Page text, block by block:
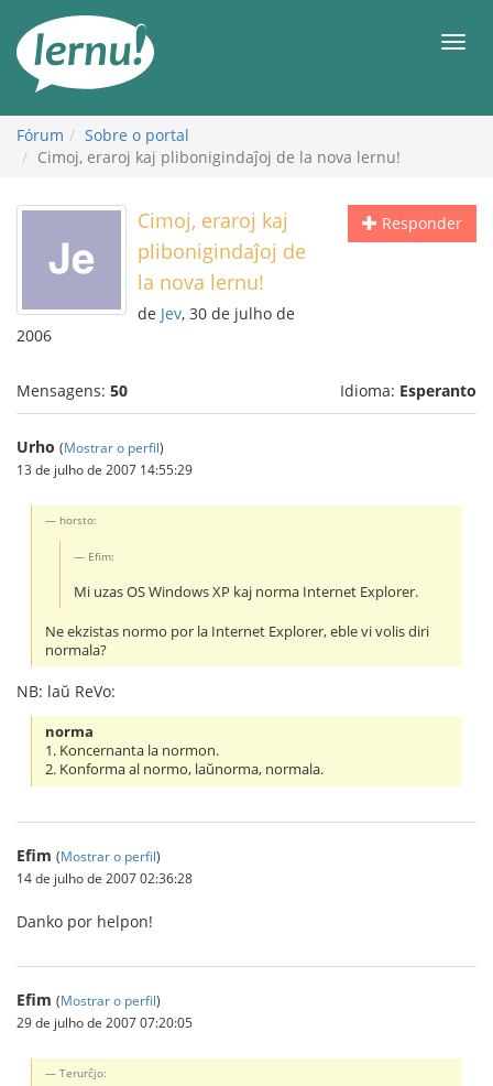
conteúdo
Fórum
Sobre o portal
Cimoj, eraroj kaj plibonigindaĵoj de la nova lernu!
Responder
Cimoj, eraroj kaj
plibonigindaĵoj de
la nova lernu!
de Jev, 30 de julho de
2006
Mensagens: 50 Idioma: Esperanto
Urho (Mostrar o perfil)
13 de julho de 2007 14:55:29
horsto:
Efim:
Mi uzas OS Windows XP kaj norma Internet Explorer.
Ne ekzistas normo por la Internet Explorer, eble vi volis diri
normala?
NB: laŭ ReVo:
norma
1. Koncernanta la normon.
2. Konforma al normo, laŭnorma, normala.
Efim (Mostrar o perfil)
14 de julho de 2007 02:36:28
Danko por helpon!
Efim (Mostrar o perfil)
29 de julho de 2007 07:20:05
Terurĉjo: